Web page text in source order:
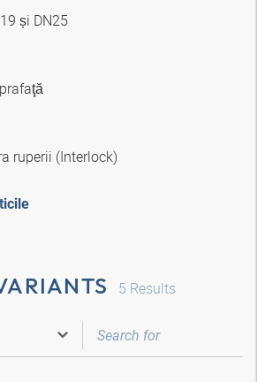
și DN25
ruperii (Interlock)
5 Results